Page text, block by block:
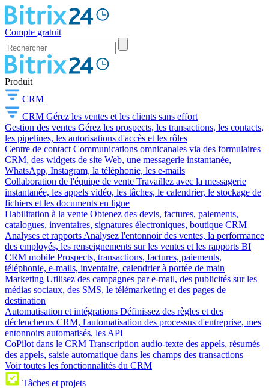
Compte gratuit
Produit
CRM
CRM Gérez les ventes et les clients sans effort
Gestion des ventes Gérez les prospects, les transactions, les contacts,
les pipelines, les autorisations d'accès et les rôles
Centre de contact Communications omnicanales via des formulaires
CRM, des widgets de site Web, une messagerie instantanée,
WhatsApp, Instagram, la téléphonie, les e-mails
Collaboration de l'équipe de vente Travaillez avec la messagerie
instantanée, les appels vidéo, les tâches, le calendrier, le stockage de
fichiers et les documents en ligne
Habilitation à la vente Obtenez des devis, factures, paiements,
catalogues, inventaires, signatures électroniques, boutique CRM
Analyses et rapports Analysez l'entonnoir des ventes, la performance
des employés, les renseignements sur les ventes et les rapports BI
CRM mobile Prospects, transactions, factures, paiements,
téléphonie, e-mails, inventaire, calendrier à portée de main
Marketing Utilisez des campagnes par e-mail, des publicités sur les
médias sociaux, des SMS, le télémarketing et des pages de
destination
Automatisation et intégrations Définissez des règles et des
déclencheurs CRM, l'automatisation des processus d'entreprise, mes
entonnoirs automatisés, les API
CoPilot dans le CRM Transcription audio-texte des appels, résumés
des appels, saisie automatique dans les champs des transactions
Voir toutes les fonctionnalités du CRM
Tâches et projets